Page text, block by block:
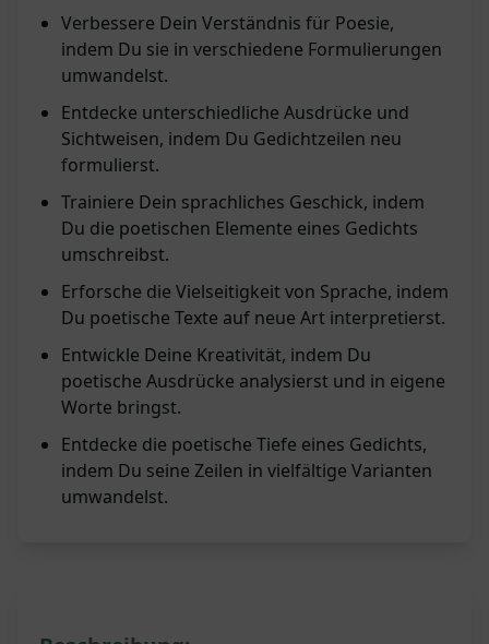
Verbessere Dein Verständnis für Poesie,
indem Du sie in verschiedene Formulierungen
umwandelst.
Entdecke unterschiedliche Ausdrücke und
Sichtweisen, indem Du Gedichtzeilen neu
formulierst.
Trainiere Dein sprachliches Geschick, indem
Du die poetischen Elemente eines Gedichts
umschreibst.
Erforsche die Vielseitigkeit von Sprache, indem
Du poetische Texte auf neue Art interpretierst.
Entwickle Deine Kreativität, indem Du
poetische Ausdrücke analysierst und in eigene
Worte bringst.
Entdecke die poetische Tiefe eines Gedichts,
indem Du seine Zeilen in vielfältige Varianten
umwandelst.